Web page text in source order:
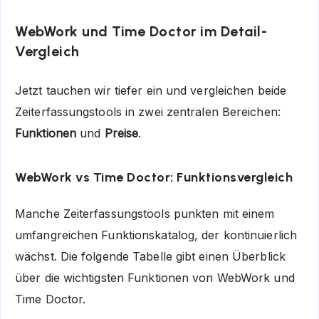
WebWork und Time Doctor im Detail-
Vergleich
Jetzt tauchen wir tiefer ein und vergleichen beide
Zeiterfassungstools in zwei zentralen Bereichen:
Funktionen und Preise.
WebWork vs Time Doctor: Funktionsvergleich
Manche Zeiterfassungstools punkten mit einem
umfangreichen Funktionskatalog, der kontinuierlich
wächst. Die folgende Tabelle gibt einen Überblick
über die wichtigsten Funktionen von WebWork und
Time Doctor.